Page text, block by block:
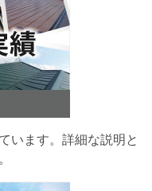
います。詳細な説明と